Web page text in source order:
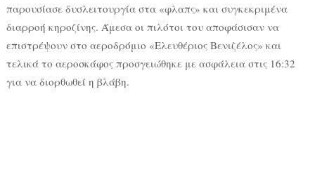
παρουσίασε δυσλειτουργία στα «φλαπς» και συγκεκριμένα
διαρροή κηροζίνης. Άμεσα οι πιλότοι του αποφάσισαν να
επιστρέψουν στο αεροδρόμιο «Ελευθέριος Βενιζέλος» και
τελικά το αεροσκάφος προσγειώθηκε με ασφάλεια στις 16:32
για να διορθωθεί η βλάβη.